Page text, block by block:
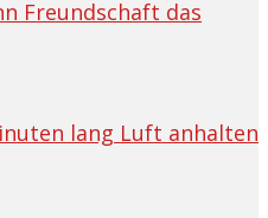
Freundschaft das
lang Luft anhalten